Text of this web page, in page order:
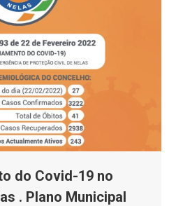
do Covid-19 no
. Plano Municipal